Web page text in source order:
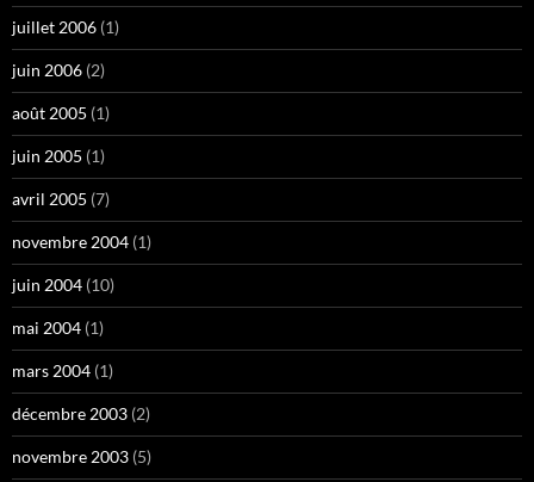
juillet 2006 (1)
juin 2006 (2)
août 2005 (1)
juin 2005 (1)
avril 2005 (7)
novembre 2004 (1)
juin 2004 (10)
mai 2004 (1)
mars 2004 (1)
décembre 2003 (2)
novembre 2003 (5)